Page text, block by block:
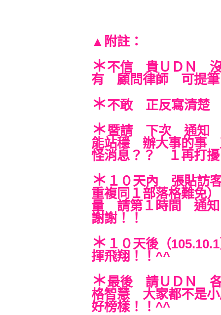
▲ 附註：
＊不信 貴ＵＤＮ
有 顧問律師 可提筆
＊不敢 正反寫清楚
＊暨請 下次 通知
能站穩 辦大事的
怪消息？？ １再打
＊ １０天內 張貼訪
重複同１部落格難免
量 請第１時間 通
謝謝！！
＊ １０天後（
揮飛翔！！^^
＊最後 請ＵＤＮ
格智慧 大家都不是
好榜樣！！^^